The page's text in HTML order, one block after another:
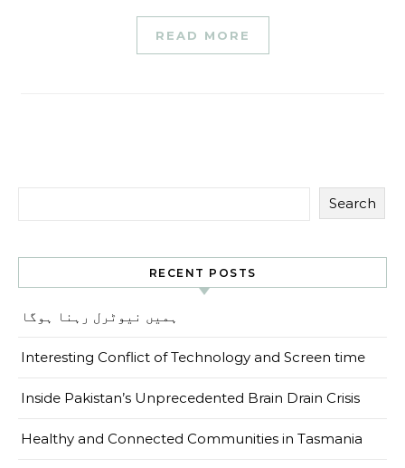
READ MORE
Search
RECENT POSTS
ہمیں نیوٹرل رہنا ہوگا
Interesting Conflict of Technology and Screen time
Inside Pakistan’s Unprecedented Brain Drain Crisis
Healthy and Connected Communities in Tasmania